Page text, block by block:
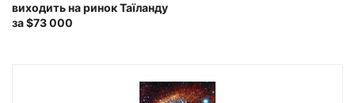
виходить на ринок Таїланду
за $73 000